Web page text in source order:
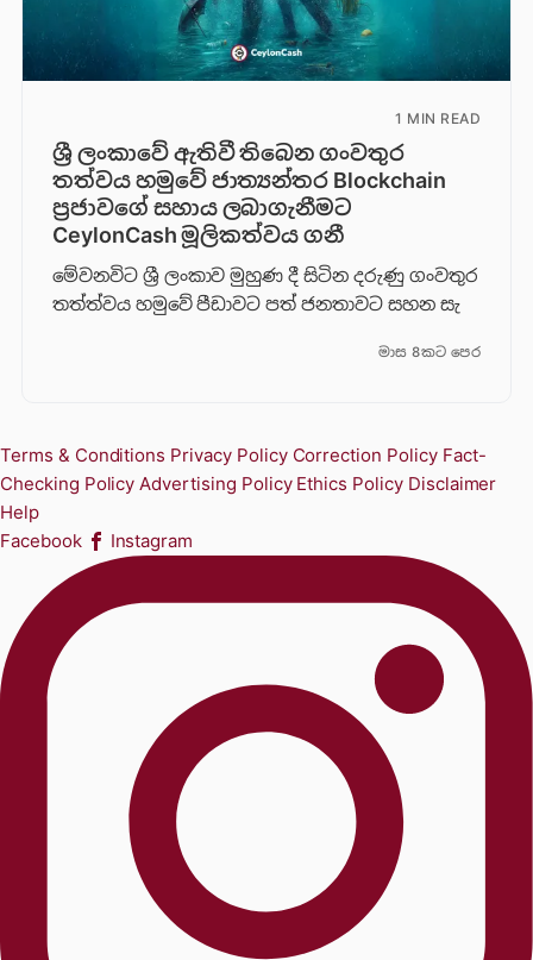
1 MIN READ
ශ්‍රී ලංකාවේ ඇතිවී තිබෙන ගංවතුර
තත්වය හමුවේ ජාත්‍යන්තර Blockchain
ප්‍රජාවගේ සහාය ලබාගැනීමට
CeylonCash මූලිකත්වය ග​නී
මේවනවිට ශ්‍රී ලංකාව මුහුණ දී සිටින දරුණු ගංවතුර
තත්ත්වය හමුවේ පීඩාවට පත් ජනතාවට සහන සැ
මාස 8කට පෙර
Terms & Conditions Privacy Policy Correction Policy Fact-
Checking Policy Advertising Policy Ethics Policy Disclaimer
Help
Facebook
Instagram